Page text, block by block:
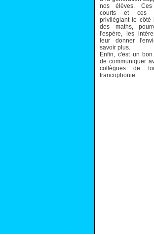
nos élèves. Ces
courts et ces
privilégiant le côté
des maths,
l'espère, les
leur donner
savoir plus.
Enfin, c'est un bon
de communiquer
collègues de
francophonie.